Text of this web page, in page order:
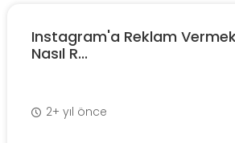
Instagram'a Reklam
Nasıl R...
2+ yıl önce